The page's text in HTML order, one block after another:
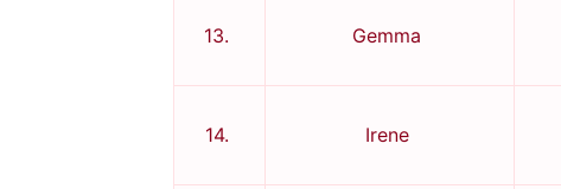
13. Gemma
14. Irene